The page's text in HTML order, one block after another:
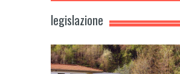
legislazione